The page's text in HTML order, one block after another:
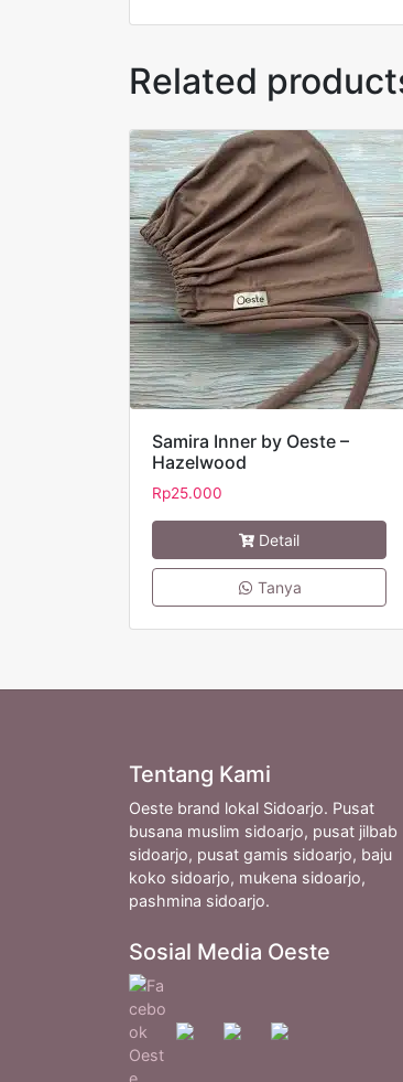
Related
Samira Inner by Oeste –
Hazelwood
Rp25.000
Detail
Tanya
Tentang Kami
Oeste brand lokal Sidoarjo. Pusat
busana muslim sidoarjo, pusat jilbab
sidoarjo, pusat gamis sidoarjo, baju
koko sidoarjo, mukena sidoarjo,
pashmina sidoarjo.
Sosial Media Oeste